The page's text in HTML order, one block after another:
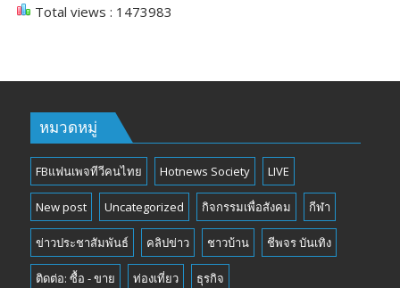
Total views : 1473983
หมวดหมู่
FBแฟนเพจทีวีคนไทย Hotnews Society LIVE
New post Uncategorized กิจกรรมเพื่อสังคม กีฬา
ข่าวประชาสัมพันธ์ คลิปข่าว ชาวบ้าน ชีพจร บันเทิง
ติดต่อ: ซื้อ - ขาย ท่องเที่ยว ธุรกิจ